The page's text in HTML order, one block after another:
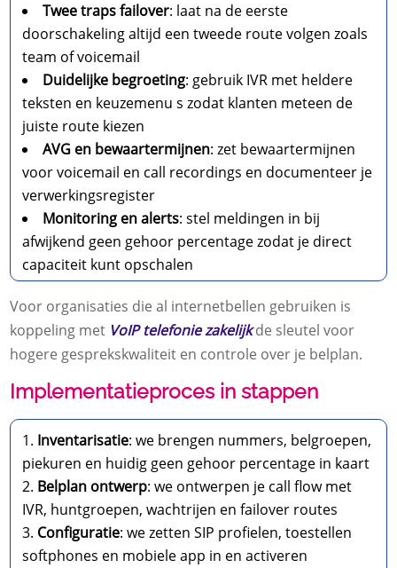
Twee traps failover: laat na de eerste
doorschakeling altijd een tweede route volgen zoals
team of voicemail
Duidelijke begroeting: gebruik IVR met heldere
teksten en keuzemenu s zodat klanten meteen de
juiste route kiezen
AVG en bewaartermijnen: zet bewaartermijnen
voor voicemail en call recordings en documenteer je
verwerkingsregister
Monitoring en alerts: stel meldingen in bij
afwijkend geen gehoor percentage zodat je direct
capaciteit kunt opschalen
Voor organisaties die al internetbellen gebruiken is
koppeling met VoIP telefonie zakelijkde sleutel voor
hogere gesprekskwaliteit en controle over je belplan.​
Implementatieproces in stappen
Inventarisatie: we brengen nummers, belgroepen,
piekuren en huidig geen gehoor percentage in kaart
Belplan ontwerp: we ontwerpen je call flow met
IVR, huntgroepen, wachtrijen en failover routes
Configuratie: we zetten SIP profielen, toestellen
softphones en mobiele app in en activeren